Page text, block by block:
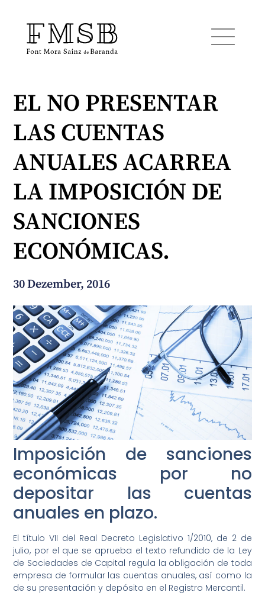
Startseite
Font Mora Sainz de Baranda
Dienste
Blog und Nachrichten
EL NO PRESENTAR
LAS CUENTAS
ANUALES ACARREA
LA IMPOSICIÓN DE
SANCIONES
ECONÓMICAS.
30 Dezember, 2016
Imposición de sanciones
económicas por no
depositar las cuentas
anuales en plazo.
El título VII del Real Decreto Legislativo 1/2010, de 2 de
julio, por el que se aprueba el texto refundido de la Ley
de Sociedades de Capital regula la obligación de toda
empresa de formular las cuentas anuales, así como la
de su presentación y depósito en el Registro Mercantil.